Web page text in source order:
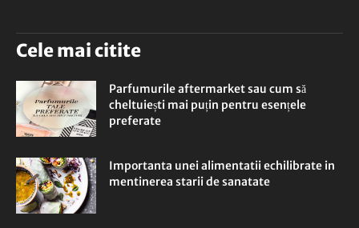
Cele mai citite
Parfumurile aftermarket sau cum să
cheltuiești mai puțin pentru esențele
preferate
Importanta unei alimentatii echilibrate in
mentinerea starii de sanatate